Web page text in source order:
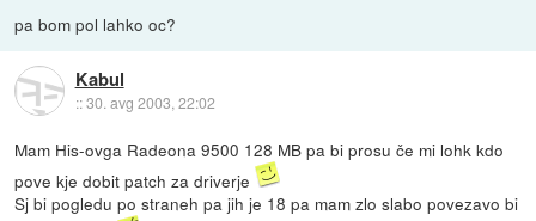
pa bom pol lahko oc?
Kabul
::30. avg 2003, 22:02
Mam His-ovga Radeona 9500 128 MB pa bi prosu če mi lohk kdo
pove kje dobit patch za driverje
Sj bi pogledu po straneh pa jih je 18 pa mam zlo slabo povezavo bi